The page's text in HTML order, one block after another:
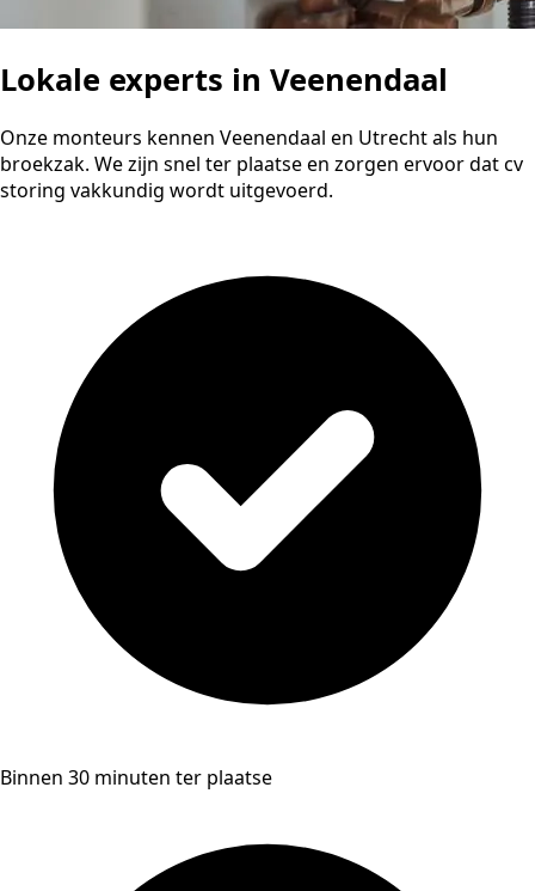
Lokale experts in Veenendaal
Onze monteurs kennen Veenendaal en Utrecht als hun
broekzak. We zijn snel ter plaatse en zorgen ervoor dat cv
storing vakkundig wordt uitgevoerd.
Binnen 30 minuten ter plaatse